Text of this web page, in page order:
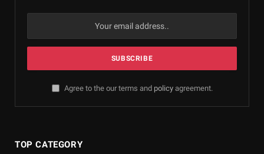
Agree to the our terms and policyagreement.
TOP CATEGORY